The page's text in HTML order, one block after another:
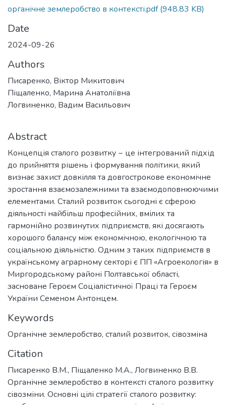
органічне землеробство в контексті.pdf(948.83 KB)
Date
2024-09-26
Authors
Писаренко, Віктор Микитович
Піщаленко, Марина Анатоліївна
Логвиненко, Вадим Васильович
Abstract
Концепція сталого розвитку − це інтегрований підхід
до прийняття рішень і формування політики, який
визнає захист довкілля та довгострокове економічне
зростання взаємозалежними та взаємодоповнюючими
елементами. Сталий розвиток сьогодні є сферою
діяльності найбільш професійних, вмілих та
гармонійно розвинутих підприємств, які досягають
хорошого балансу між економічною, екологічною та
соціальною діяльністю. Одним з таких підприємств в
українському аграрному секторі є ПП «Агроекологія» в
Миргородському районі Полтавської області,
засноване Героєм Соціалістичної Праці та Героєм
України Семеном Антонцем.
Keywords
Органічне землеробство, сталий розвиток, сівозміна
Citation
Писаренко В.М., Піщаленко М.А., Логвиненко В.В.
Органічне землеробство в контексті сталого розвитку
сівозміни. Основні цілі стратегії сталого розвитку: